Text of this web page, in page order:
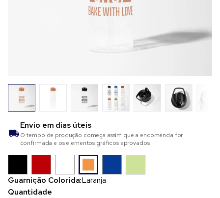
Envio em dias úteis
O tempo de produção começa assim que a encomenda for
confirmada e os elementos gráficos aprovados
Guarnição Colorida:Laranja
Quantidade